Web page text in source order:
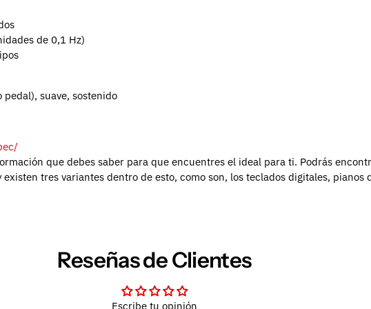
de 0,1 Hz)
suave, sostenido
que debes saber para que encuentres el ideal para ti. Podrás
tres variantes dentro de esto, como son, los teclados digitales, pianos
Reseñas de Clientes
Escribe tu opinión